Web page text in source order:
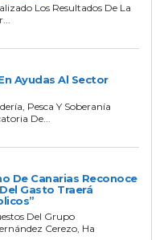
Los Resultados De La
Ayudas Al Sector
Pesca Y Soberanía
De...
De Canarias Reconoce
Gasto Traerá
Del Grupo
Cerezo, Ha